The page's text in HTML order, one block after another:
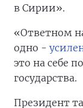
в Сирии».
«Ответном
одно -
это на себе
государства.
Президент